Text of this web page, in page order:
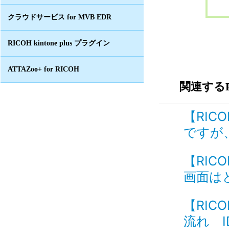
クラウドサービス for MVB EDR
RICOH kintone plus プラグイン
ATTAZoo+ for RICOH
関連する
【
ですが
【
画面は
【
流れ